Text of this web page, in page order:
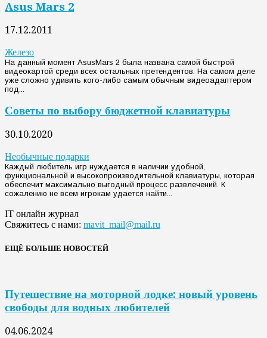
Asus Mars 2
17.12.2011
Железо
На данный момент AsusMars 2 была названа самой быстрой
видеокартой среди всех остальных претендентов. На самом деле
уже сложно удивить кого-либо самым обычным видеоадаптером
под...
Советы по выбору бюджетной клавиатуры
30.10.2020
Необычные подарки
Каждый любитель игр нуждается в наличии удобной,
функциональной и высокопроизводительной клавиатуры, которая
обеспечит максимально выгодный процесс развлечений. К
сожалению не всем игрокам удается найти...
IT онлайн журнал
Свяжитесь с нами: mavit_mail@mail.ru
ЕЩЁ БОЛЬШЕ НОВОСТЕЙ
Путешествие на моторной лодке: новый уровень
свободы для водных любителей
04.06.2024